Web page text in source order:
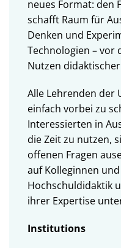
neues Format: den
schafft Raum für
Denken und
Technologien – vor
Nutzen
Alle Lehrenden der
einfach vorbei zu
Interessierten in
die Zeit zu nutzen,
offenen Fragen
auf Kolleginnen
Hochschuldidaktik
ihrer Expertise
Institutions